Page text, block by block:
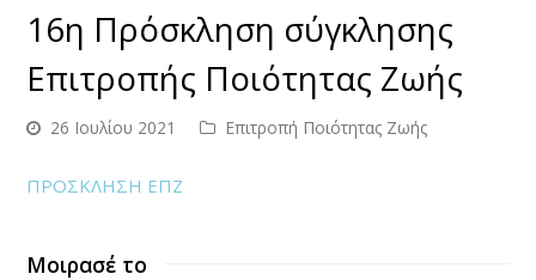
16η Πρόσκληση σύγκλησης
Επιτροπής Ποιότητας Ζωής
26 Ιουλίου 2021 Επιτροπή Ποιότητας Ζωής
ΠΡΟΣΚΛΗΣΗ ΕΠΖ
Μοιρασέ το